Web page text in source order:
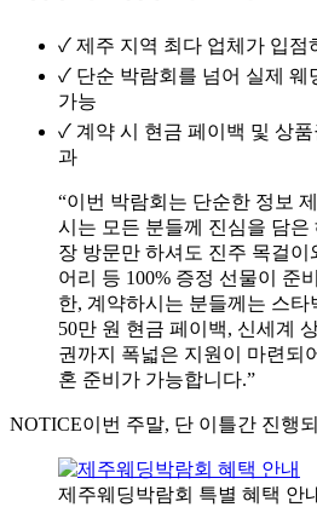
✓ 제주 지역 최다 업체가 입점
✓ 단순 박람회를 넘어 실제 웨
가능
✓ 계약 시 현금 페이백 및 상
과
“이번 박람회는 단순한 정보
시는 모든 분들께 진심을 담은
장 방문만 하셔도 진주 목걸이
어리 등 100% 증정 선물이 준
한, 계약하시는 분들께는 스타
50만 원 현금 페이백, 신세계
권까지 폭넓은 지원이 마련되
혼 준비가 가능합니다.”
NOTICE이번 주말, 단 이틀간 진행
제주웨딩박람회 특별 혜택 안